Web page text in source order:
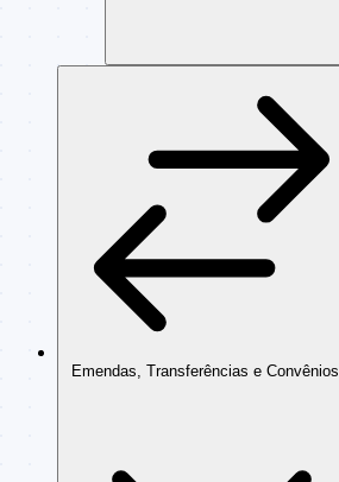
Emendas, Transferências e Convênios